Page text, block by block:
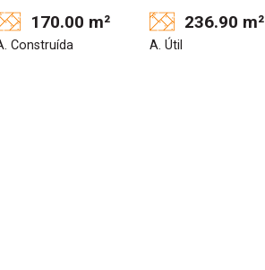
170.00 m²
Construída
236.90 m²
A. Útil